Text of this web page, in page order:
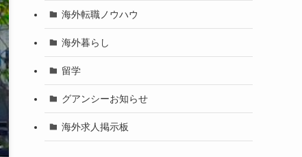
海外転職ノウハウ
海外暮らし
留学
グアンシーお知らせ
海外求人掲示板